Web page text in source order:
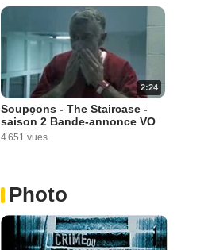
2:24
Soupçons - The Staircase -
saison 2 Bande-annonce VO
4 651 vues
Photo